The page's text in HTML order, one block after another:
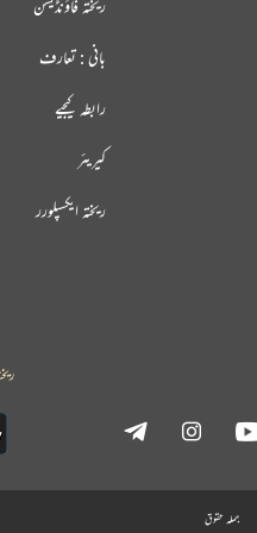
ریختہ فاؤنڈیشن
بانی : تعارف
رابطہ کیجیے
کیریئر
ریختہ ایکسپلورر
جملہ حقوق